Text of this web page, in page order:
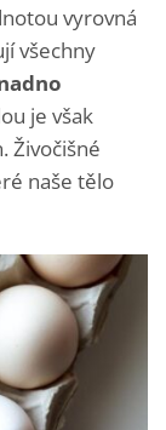
vyrovná
všechny
je však
Živočišné
naše tělo